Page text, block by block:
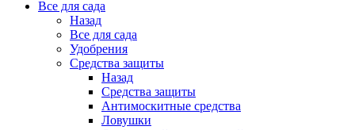
Все для сада
Назад
Все для сада
Удобрения
Средства защиты
Назад
Средства защиты
Антимоскитные средства
Ловушки